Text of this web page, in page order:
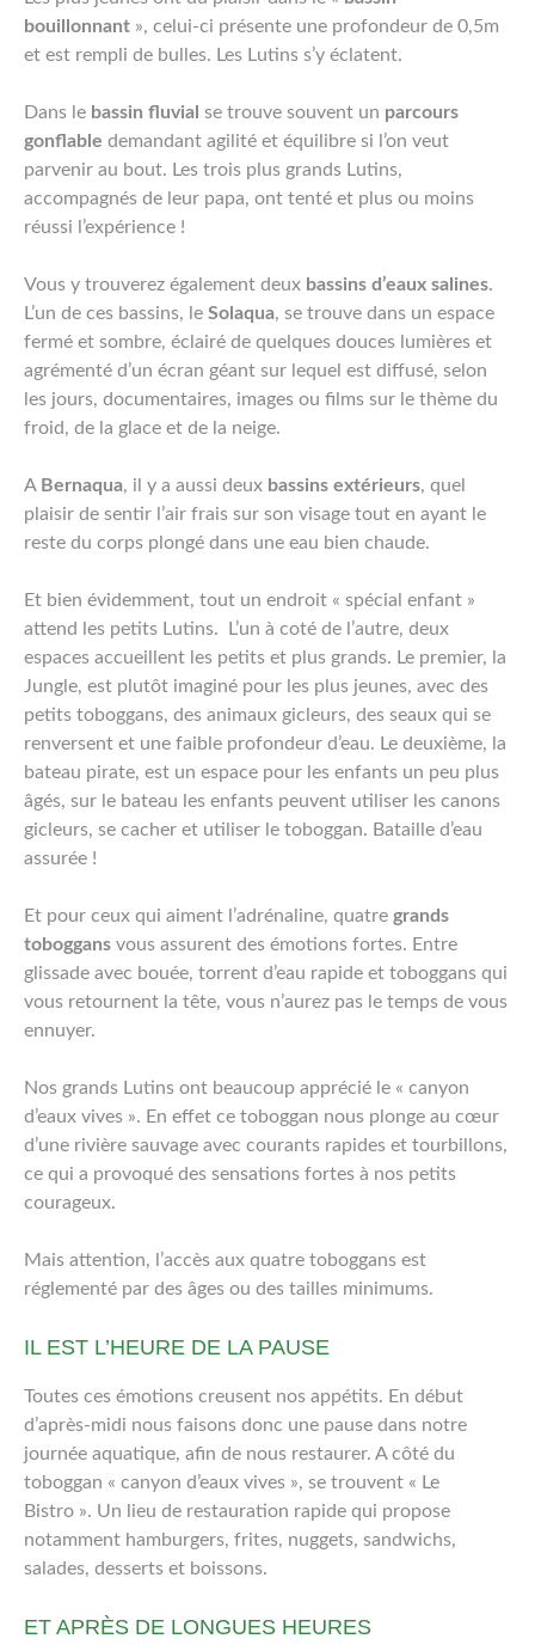
bouillonnant », celui-ci présente une profondeur de 0,5m
et est rempli de bulles. Les Lutins s’y éclatent.
Dans le bassin fluvial se trouve souvent un parcours
gonflable demandant agilité et équilibre si l’on veut
parvenir au bout. Les trois plus grands Lutins,
accompagnés de leur papa, ont tenté et plus ou moins
réussi l’expérience !
Vous y trouverez également deux bassins d’eaux salines.
L’un de ces bassins, le Solaqua, se trouve dans un espace
fermé et sombre, éclairé de quelques douces lumières et
agrémenté d’un écran géant sur lequel est diffusé, selon
les jours, documentaires, images ou films sur le thème du
froid, de la glace et de la neige.
A Bernaqua, il y a aussi deux bassins extérieurs, quel
plaisir de sentir l’air frais sur son visage tout en ayant le
reste du corps plongé dans une eau bien chaude.
Et bien évidemment, tout un endroit « spécial enfant »
attend les petits Lutins. L’un à coté de l’autre, deux
espaces accueillent les petits et plus grands. Le premier, la
Jungle, est plutôt imaginé pour les plus jeunes, avec des
petits toboggans, des animaux gicleurs, des seaux qui se
renversent et une faible profondeur d’eau. Le deuxième, la
bateau pirate, est un espace pour les enfants un peu plus
âgés, sur le bateau les enfants peuvent utiliser les canons
gicleurs, se cacher et utiliser le toboggan. Bataille d’eau
assurée !
Et pour ceux qui aiment l’adrénaline, quatre grands
toboggans vous assurent des émotions fortes. Entre
glissade avec bouée, torrent d’eau rapide et toboggans qui
vous retournent la tête, vous n’aurez pas le temps de vous
ennuyer.
Nos grands Lutins ont beaucoup apprécié le « canyon
d’eaux vives ». En effet ce toboggan nous plonge au cœur
d’une rivière sauvage avec courants rapides et tourbillons,
ce qui a provoqué des sensations fortes à nos petits
courageux.
Mais attention, l’accès aux quatre toboggans est
réglementé par des âges ou des tailles minimums.
IL EST L’HEURE DE LA PAUSE
Toutes ces émotions creusent nos appétits. En début
d’après-midi nous faisons donc une pause dans notre
journée aquatique, afin de nous restaurer. A côté du
toboggan « canyon d’eaux vives », se trouvent « Le
Bistro ». Un lieu de restauration rapide qui propose
notamment hamburgers, frites, nuggets, sandwichs,
salades, desserts et boissons.
ET APRÈS DE LONGUES HEURES